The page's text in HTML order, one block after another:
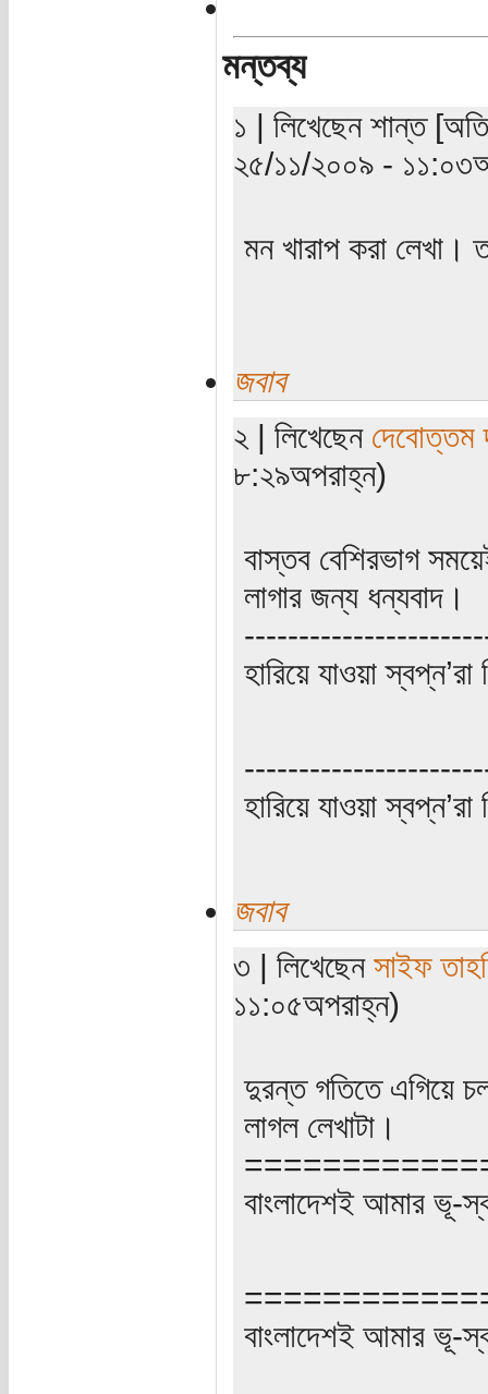
মন্তব্য
১ | লিখেছেন শান্ত
২৫/১১/২০০৯ -
মন খারাপ করা লেখা।
জবাব
২ | লিখেছেন দেবোত্তম
৮:২৯অপরাহ্ন)
বাস্তব বেশিরভাগ
লাগার জন্য ধন্যবাদ।
হারিয়ে যাওয়া
হারিয়ে যাওয়া
জবাব
৩ | লিখেছেন সাইফ
১১:০৫অপরাহ্ন)
দুরন্ত গতিতে এগিয়ে
লাগল লেখাটা।
বাংলাদেশই আমার ভূ-
বাংলাদেশই আমার ভূ-